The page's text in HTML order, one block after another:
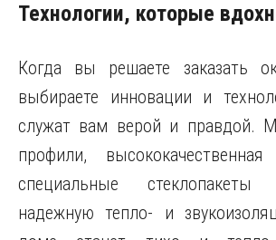
Технологии, которые
Когда вы решаете заказать
выбираете инновации и
служат вам верой и правдой.
профили,
специальные стеклопакеты
надежную тепло- и